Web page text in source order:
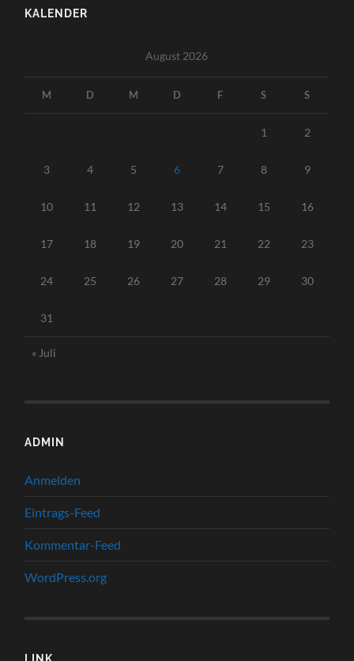
KALENDER
August 2026
M D M D F S S
1 2
3 4 5 6 7 8 9
10 11 12 13 14 15 16
17 18 19 20 21 22 23
24 25 26 27 28 29 30
31
« Juli
ADMIN
Anmelden
Eintrags-Feed
Kommentar-Feed
WordPress.org
LINK